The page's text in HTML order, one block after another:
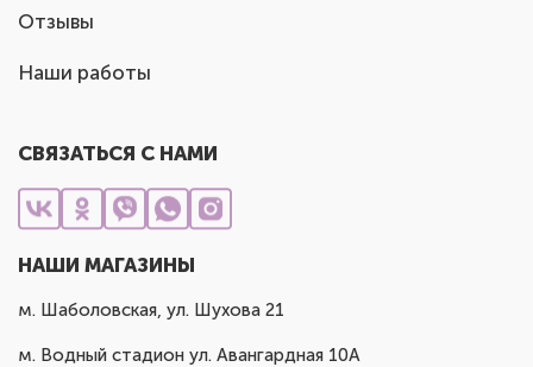
Отзывы
Наши работы
СВЯЗАТЬСЯ С НАМИ
НАШИ МАГАЗИНЫ
м. Шаболовская, ул. Шухова 21
м. Водный стадион ул. Авангардная 10А